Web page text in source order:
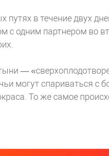
в течение двух
одним партнером во
—
могут спариваться с
То же самое